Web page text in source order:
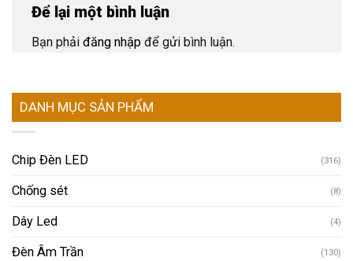
Để lại một bình luận
Bạn phải đăng nhập để gửi bình luận.
DANH MỤC SẢN PHẨM
Chip Đèn LED (316)
Chống sét (8)
Dây Led (4)
Đèn Âm Trần (130)